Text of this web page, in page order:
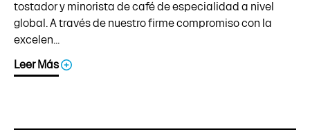
tostador y minorista de café de especialidad a nivel
global. A través de nuestro firme compromiso con la
excelen...
Leer Más